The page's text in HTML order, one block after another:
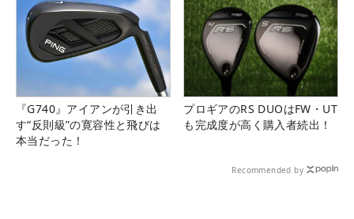
『G740』アイアンが引き出
す“反則級”の寛容性と飛びは
本当だった！
プロギアのRS DUOはFW・UT
も完成度が高く購入者続出！
Recommended by